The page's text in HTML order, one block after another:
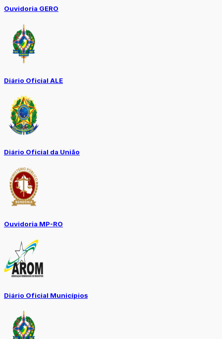
Ouvidoria GERO
Diário Oficial ALE
Diário Oficial da União
Ouvidoria MP-RO
Diário Oficial Municípios